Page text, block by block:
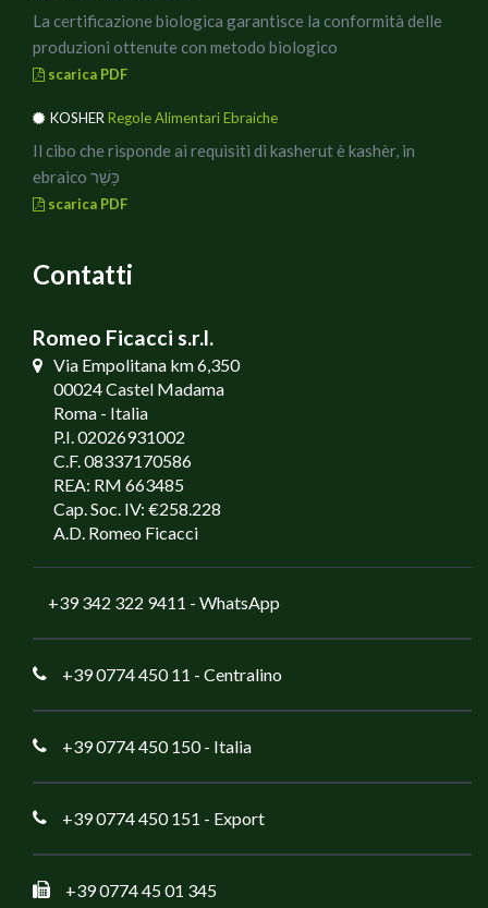
La certificazione biologica garantisce la conformità delle
produzioni ottenute con metodo biologico
scarica PDF
KOSHER Regole Alimentari Ebraiche
Il cibo che risponde ai requisiti di kasherut è kashèr, in
ebraico כָּשֵׁר
scarica PDF
Contatti
Romeo Ficacci s.r.l.
Via Empolitana km 6,350
00024 Castel Madama
Roma - Italia
P.I. 02026931002
C.F. 08337170586
REA: RM 663485
Cap. Soc. IV: €258.228
A.D. Romeo Ficacci
+39 342 322 9411 - WhatsApp
+39 0774 450 11 - Centralino
+39 0774 450 150- Italia
+39 0774 450 151 - Export
+39 0774 45 01 345